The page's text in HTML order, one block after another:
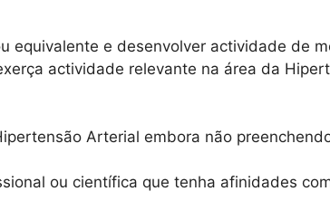
equivalente e desenvolver actividade de
actividade relevante na área da
Arterial embora não
ou científica que tenha afinidades